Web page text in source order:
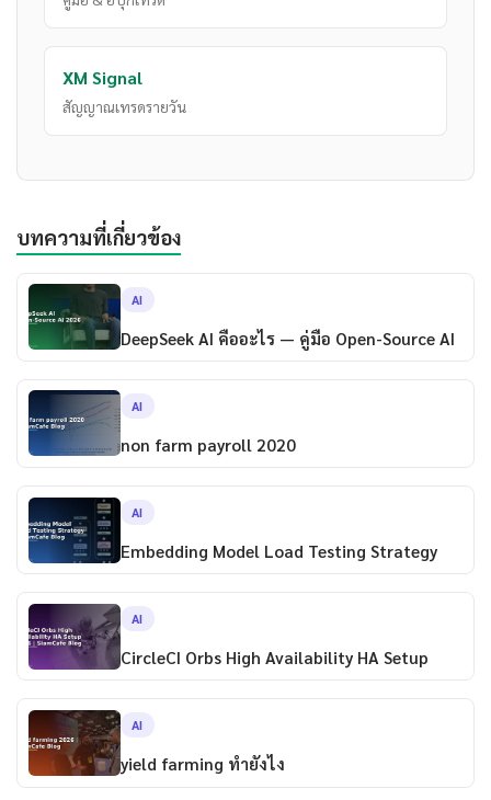
XM Signal
สัญญาณเทรดรายวัน
บทความที่เกี่ยวข้อง
AI
DeepSeek AI คืออะไร — คู่มือ Open-Source AI
AI
non farm payroll 2020
AI
Embedding Model Load Testing Strategy
AI
CircleCI Orbs High Availability HA Setup
AI
yield farming ทำยังไง